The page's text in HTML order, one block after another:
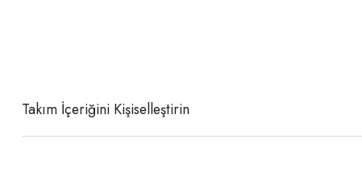
Takım İçeriğini Kişiselleştirin